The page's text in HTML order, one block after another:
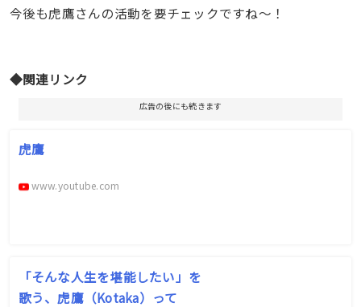
今後も虎鷹さんの活動を要チェックですね〜！
◆関連リンク
広告の後にも続きます
虎鷹
www.youtube.com
「そんな人生を堪能したい」を
歌う、虎鷹（Kotaka）って